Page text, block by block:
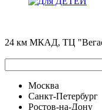
24 км МКАД, ТЦ
Москва
Санкт-Петербург
Ростов-на-Дону